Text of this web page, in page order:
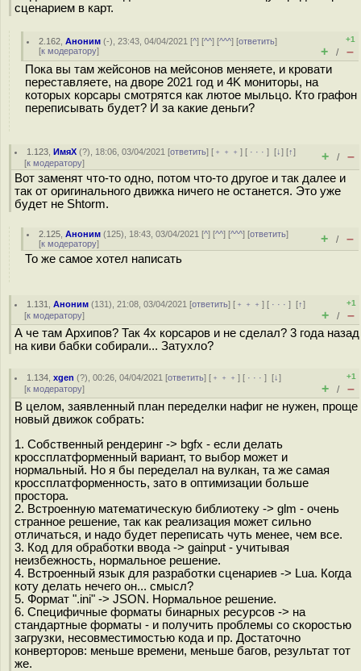
сценарием в карт.
2.162 ,Аноним (-), 23:43, 04/04/2021 [^] [^^] [^^^] [ответить]
[к модератору]
+1
+ / –
Пока вы там жейсонов на мейсонов меняете, и кровати
переставляете, на дворе 2021 год и 4K мониторы, на
которых корсары смотрятся как лютое мыльцо. Кто графон
переписывать будет? И за какие деньги?
1.123 ,ИмяХ (?), 18:06, 03/04/2021 [ответить] [ ﹢﹢﹢] [ · · ·][↓] [↑]
[к модератору] + / –
Вот заменят что-то одно, потом что-то другое и так далее и
так от оригинального движка ничего не останется. Это уже
будет не Shtorm.
2.125 ,Аноним (125), 18:43, 03/04/2021 [^] [^^] [^^^] [ответить]
[к модератору] + / –
То же самое хотел написать
1.131 ,Аноним (131), 21:08, 03/04/2021 [ответить] [ ﹢﹢﹢] [ · · ·][↑]
[к модератору]
+1
+ / –
А че там Архипов? Так 4х корсаров и не сделал? 3 года назад
на киви бабки собирали... Затухло?
1.134 ,xgen (?), 00:26, 04/04/2021 [ответить] [ ﹢﹢﹢] [ · · ·][↓]
[к модератору]
+1
+ / –
В целом, заявленный план переделки нафиг не нужен, проще
новый движок собрать:
1. Собственный рендеринг -> bgfx - если делать
кроссплатформенный вариант, то выбор может и
нормальный. Но я бы переделал на вулкан, та же самая
кроссплатформенность, зато в оптимизации больше
простора.
2. Встроенную математическую библиотеку -> glm - очень
странное решение, так как реализация может сильно
отличаться, и надо будет переписать чуть менее, чем все.
3. Код для обработки ввода -> gainput - учитывая
неизбежность, нормальное решение.
4. Встроенный язык для разработки сценариев -> Lua. Когда
коту делать нечего он... смысл?
5. Формат ".ini" -> JSON. Нормальное решение.
6. Cпецифичные форматы бинарных ресурсов -> на
стандартные форматы - и получить проблемы со скоростью
загрузки, несовместимостью кода и пр. Достаточно
конверторов: меньше времени, меньше багов, результат тот
же.